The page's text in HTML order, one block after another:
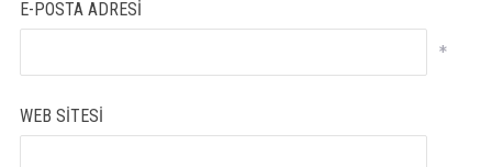
E-POSTA ADRESI
*
WEB SITESI